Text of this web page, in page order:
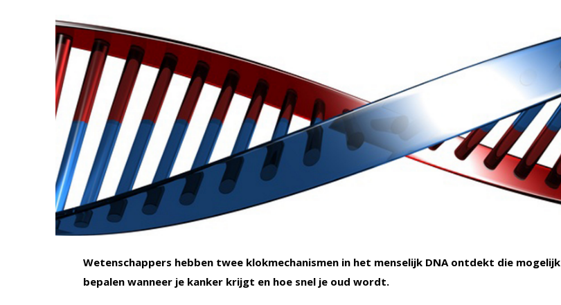
Wetenschappers hebben twee klokmechanismen in het menselijk DNA ontdekt die mogelijk
bepalen wanneer je kanker krijgt en hoe snel je oud wordt.